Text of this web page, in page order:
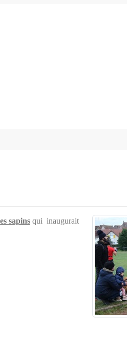
sapins qui inaugurait